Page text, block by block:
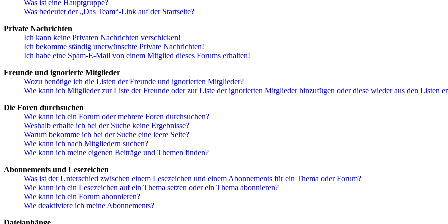
Was ist eine Hauptgruppe?
Was bedeutet der „Das Team“-Link auf der Startseite?
Private Nachrichten
Ich kann keine Privaten Nachrichten verschicken!
Ich bekomme ständig unerwünschte Private Nachrichten!
Ich habe eine Spam-E-Mail von einem Mitglied dieses Forums erhalten!
Freunde und ignorierte Mitglieder
Wozu benötige ich die Listen der Freunde und ignorierten Mitglieder?
Wie kann ich Mitglieder zur Liste der Freunde oder zur Liste der ignorierten Mitglieder hinzufügen oder diese wieder aus den Listen
Die Foren durchsuchen
Wie kann ich ein Forum oder mehrere Foren durchsuchen?
Weshalb erhalte ich bei der Suche keine Ergebnisse?
Warum bekomme ich bei der Suche eine leere Seite?
Wie kann ich nach Mitgliedern suchen?
Wie kann ich meine eigenen Beiträge und Themen finden?
Abonnements und Lesezeichen
Was ist der Unterschied zwischen einem Lesezeichen und einem Abonnements für ein Thema oder Forum?
Wie kann ich ein Lesezeichen auf ein Thema setzen oder ein Thema abonnieren?
Wie kann ich ein Forum abonnieren?
Wie deaktiviere ich meine Abonnements?